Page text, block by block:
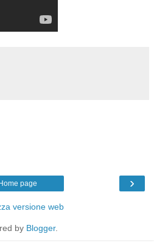
›
page
versione web
by Blogger.